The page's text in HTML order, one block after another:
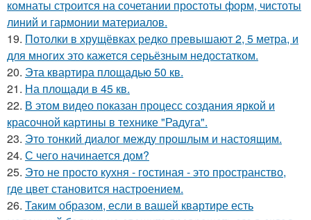
комнаты строится на сочетании простоты форм, чистоты
линий и гармонии материалов.
19. Потолки в хрущёвках редко превышают 2, 5 метра, и
для многих это кажется серьёзным недостатком.
20. Эта квартира площадью 50 кв.
21. На площади в 45 кв.
22. В этом видео показан процесс создания яркой и
красочной картины в технике "Радуга".
23. Это тонкий диалог между прошлым и настоящим.
24. С чего начинается дом?
25. Это не просто кухня - гостиная - это пространство,
где цвет становится настроением.
26. Таким образом, если в вашей квартире есть